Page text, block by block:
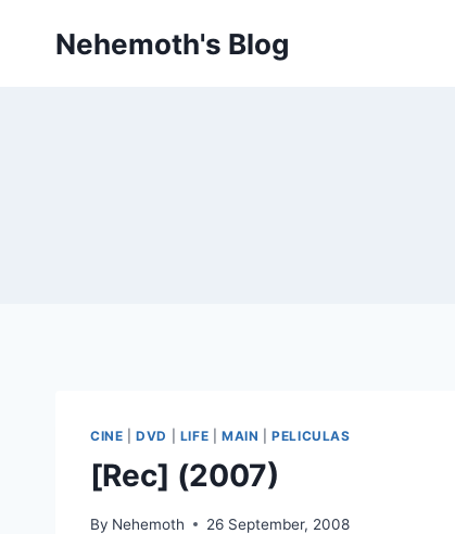
Nehemoth's Blog
CINE |DVD LIFE MAIN |PELICULAS
[Rec] (2007)
By Nehemoth 26 September, 2008